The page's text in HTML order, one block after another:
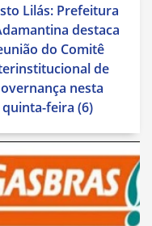
Lilás: Prefeitura
destaca
do Comitê
de
nesta
quinta-feira (6)